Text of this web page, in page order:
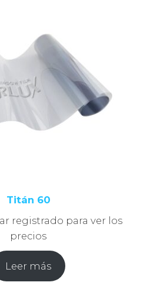
Titán 60
registrado para ver los
precios
Leer más